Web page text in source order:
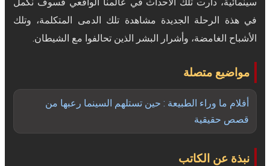
في هذة الرحلة الجديدة مشاهدة تلك الدمى المتكلمة، وتلك
الأشباح الغامضة، وأشرار البشر الذين تحالفوا مع الشيطان.
مواضيع متصلة
أفلام ما وراء الطبيعة : حين تستلهم السينما رعبها من
قصص حقيقية
نبذة عن الكاتب